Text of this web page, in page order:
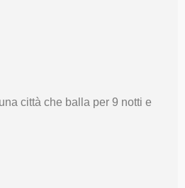
città che balla per 9 notti e